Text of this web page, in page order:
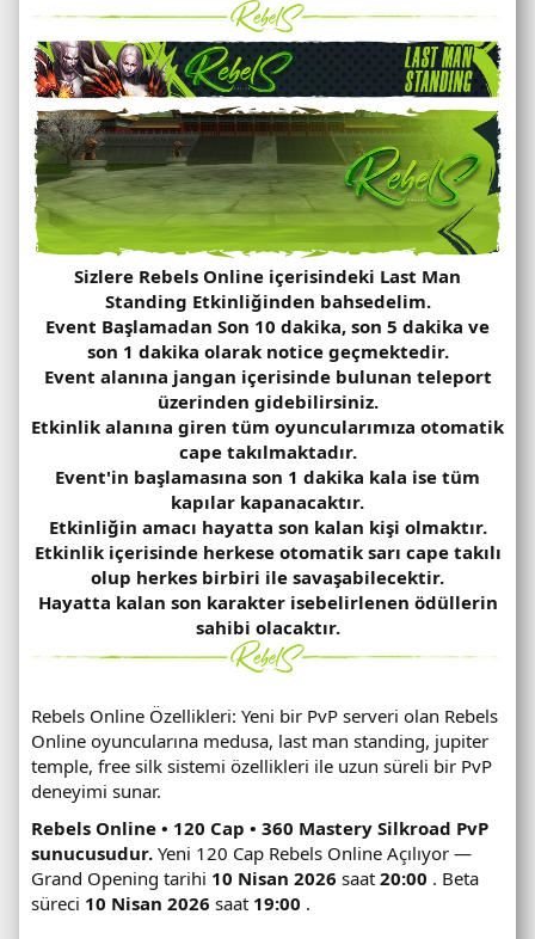
Sizlere Rebels Online içerisindeki Last Man
Standing Etkinliğinden bahsedelim.
Event Başlamadan Son 10 dakika, son 5 dakika ve
son 1 dakika olaraknotice geçmektedir.
Event alanına jangan içerisinde bulunan teleport
üzerinden gidebilirsiniz.
Etkinlik alanına giren tüm oyuncularımıza otomatik
cape takılmaktadır.
Event'in başlamasına son 1 dakika kala ise tüm
kapılar kapanacaktır.
Etkinliğin amacı hayatta son kalan kişi olmaktır.
Etkinlik içerisinde herkese otomatik sarı cape takılı
olup herkes birbiri ile savaşabilecektir.
Hayatta kalan son karakter isebelirlenen ödüllerin
sahibi olacaktır.
Rebels Online Özellikleri: Yeni bir PvP serveri olan Rebels
Online oyuncularına medusa, last man standing, jupiter
temple, free silk sistemi özellikleri ile uzun süreli bir PvP
deneyimi sunar.
Rebels Online • 120 Cap • 360 Mastery Silkroad PvP
sunucusudur. Yeni 120 Cap Rebels Online Açılıyor —
Grand Opening tarihi 10 Nisan 2026 saat 20:00 . Beta
süreci 10 Nisan 2026 saat 19:00 .